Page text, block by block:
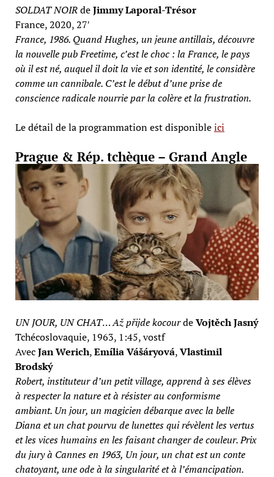
SOLDAT NOIRdeJimmy Laporal-Trésor
France, 2020, 27′
France, 1986. Quand Hughes, un jeune antillais, découvre
la nouvelle pub Freetime, c’est le choc : la France, le pays
où il est né, auquel il doit la vie et son identité, le considère
comme un cannibale. C’est le début d’une prise de
conscience radicale nourrie par la colère et la frustration.
Le détail de la programmation est disponibleici
Prague & Rép. tchèque – Grand Angle
UN JOUR, UN CHAT…Až přijde kocourdeVojtěch Jasný
Tchécoslovaquie, 1963, 1:45, vostf
AvecJan Werich,Emília Vášáryová,Vlastimil
Brodský
Robert, instituteur d’un petit village, apprend à ses élèves
à respecter la nature et à résister au conformisme
ambiant. Un jour, un magicien débarque avec la belle
Diana et un chat pourvu de lunettes qui révèlent les vertus
et les vices humains en les faisant changer de couleur. Prix
du jury à Cannes en 1963, Un jour, un chat est un conte
chatoyant, une ode à la singularité et à l’émancipation.